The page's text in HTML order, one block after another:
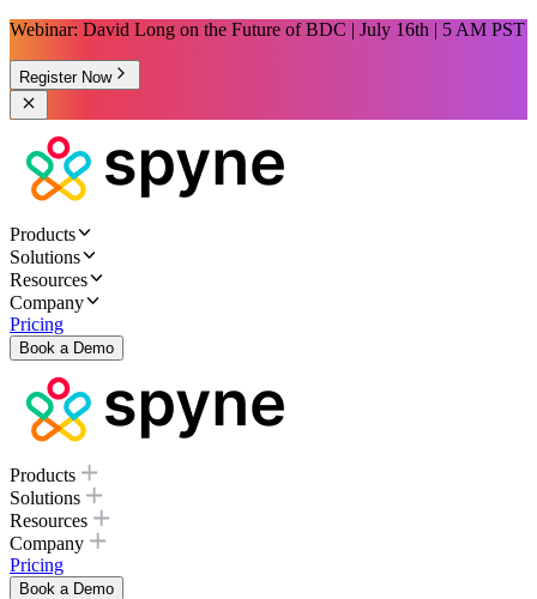
Webinar: David Long on the Future of BDC | July 16th | 5 AM PST
Register Now
Products
Solutions
Resources
Company
Pricing
Book a Demo
Products
Solutions
Resources
Company
Pricing
Book a Demo